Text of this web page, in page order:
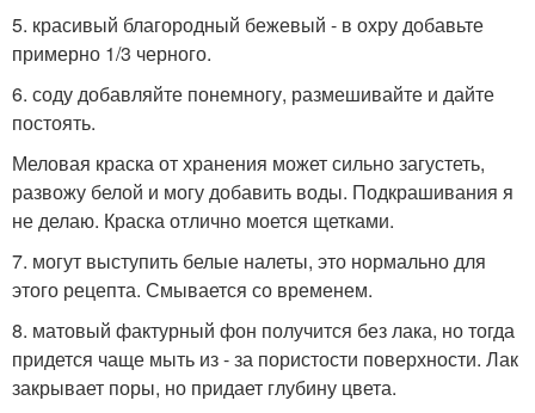
5. красивый благородный бежевый - в охру добавьте
примерно 1/3 черного.
6. соду добавляйте понемногу, размешивайте и дайте
постоять.
Меловая краска от хранения может сильно загустеть,
развожу белой и могу добавить воды. Подкрашивания я
не делаю. Краска отлично моется щетками.
7. могут выступить белые налеты, это нормально для
этого рецепта. Смывается со временем.
8. матовый фактурный фон получится без лака, но тогда
придется чаще мыть из - за пористости поверхности. Лак
закрывает поры, но придает глубину цвета.